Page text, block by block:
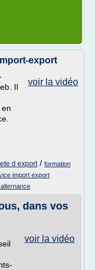
export
voir la vidéo
Il
d export/ formation
import export
dans vos
voir la vidéo